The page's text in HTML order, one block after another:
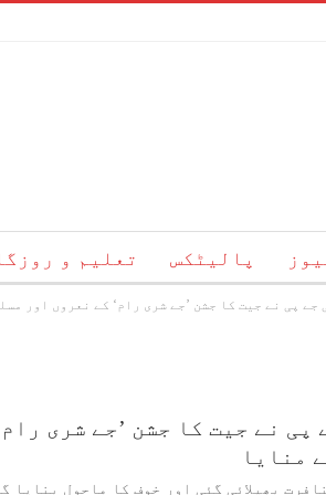
پالیٹکس تعلیم و
ہمارے بارے میں رابطہ
پی نے جیت کا جشن ’جے شری رام‘ کے نعروں اور
نے جیت کا جشن ’جے شری
منایا
بھیلائی گئی اور خوف کا ماحول بنایا